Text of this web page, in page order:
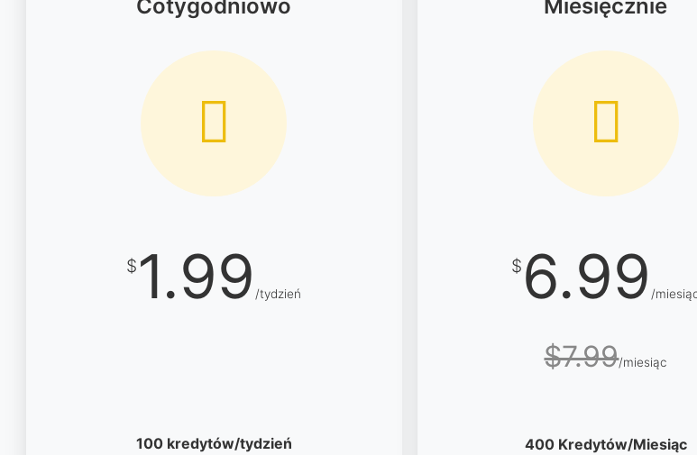
Cotygodniowo
$ 1.99 /tydzień
100 kredytów/tydzień
Miesięcznie
$ 6.99 /
$7.99/miesiąc
400 Kredytów/Miesiąc